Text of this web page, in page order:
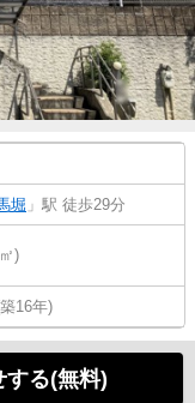
堀 」駅 徒歩29分
)
16年)
する(無料)